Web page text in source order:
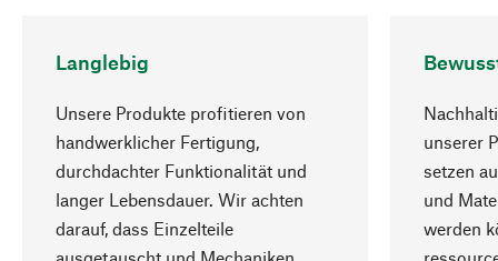
Langlebig
Unsere Produkte profitieren von
handwerklicher Fertigung,
durchdachter Funktionalität und
langer Lebensdauer. Wir achten
darauf, dass Einzelteile
unserer
setzen
und
werden